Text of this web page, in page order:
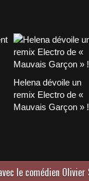
Helena dévoile un
remix Electro de «
Mauvais Garçon » !